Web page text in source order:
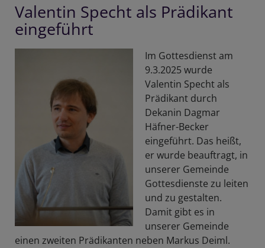
Valentin Specht als Prädikant
eingeführt
Im Gottesdienst am
9.3.2025 wurde
Valentin Specht als
Prädikant durch
Dekanin Dagmar
Häfner-Becker
eingeführt. Das heißt,
er wurde beauftragt, in
unserer Gemeinde
Gottesdienste zu leiten
und zu gestalten.
Damit gibt es in
unserer Gemeinde
einen zweiten Prädikanten neben Markus Deiml.